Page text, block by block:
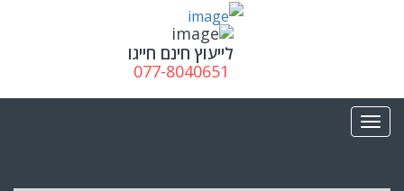
לייעוץ חינם חייגו
077-8040651